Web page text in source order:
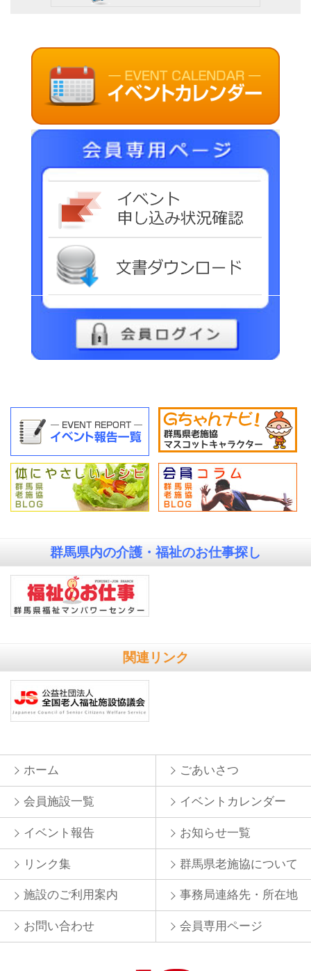
群馬県内の介護・福祉のお仕事探し
関連リンク
ホーム ごあいさつ
会員施設一覧 イベントカレンダー
イベント報告 お知らせ一覧
リンク集 群馬県老施協について
施設のご利用案内 事務局連絡先・所在地
お問い合わせ 会員専用ページ